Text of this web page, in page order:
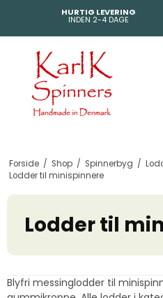
HURTIG LEVERING
INDEN 2-4 DAGE
Forside / Shop / Spinnerbyg /
Lodder til minispinnere
Lodder til
Blyfri messinglodder til